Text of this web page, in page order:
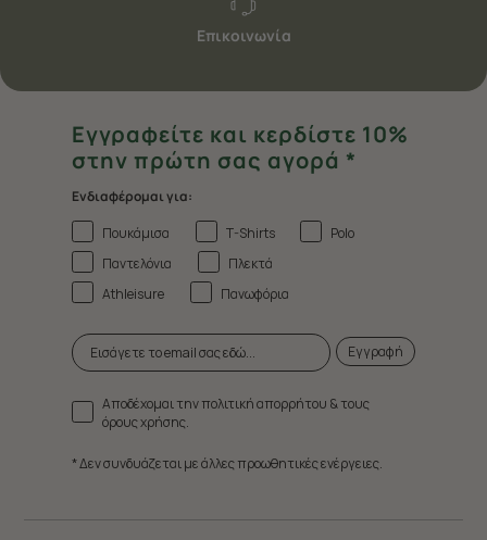
Επικοινωνία
Εγγραφείτε και κερδίστε 10%
στην πρώτη σας αγορά *
Ενδιαφέρομαι για:
Πουκάμισα
T-Shirts
Polo
Παντελόνια
Πλεκτά
Athleisure
Πανωφόρια
Εγγραφή
Αποδέχομαι την πολιτική απορρήτου & τους
όρους χρήσης.
* Δεν συνδυάζεται με άλλες προωθητικές ενέργειες.